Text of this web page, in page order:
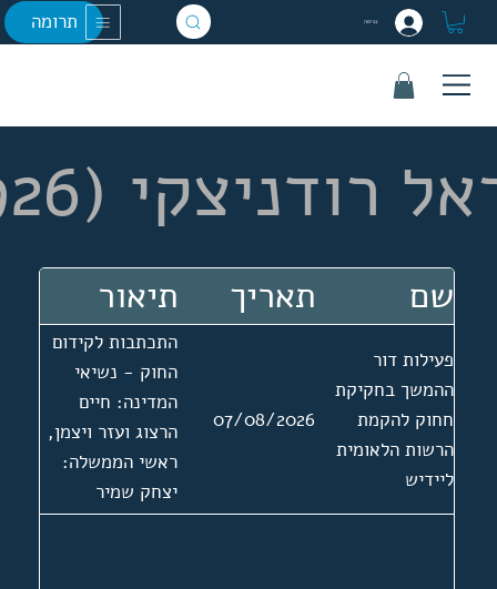
תרומה כניסה
(1926- 2024)
שם תאריך תיאור
פעילות דור
ההמשך בחקיקת
חחוק להקמת
הרשות הלאומית
ליידיש
07/08/2026
התכתבות לקידום
החוק - נשיאי
המדינה: חיים
הרצוג ועזר ויצמן,
ראשי הממשלה:
יצחק שמיר
ושמעון פרס,